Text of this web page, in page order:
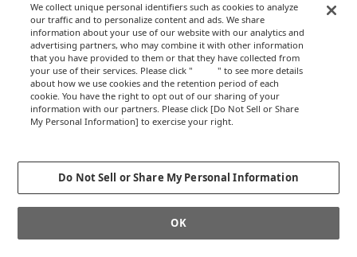
ウェブサイトのご利用について
プライバシーポリシー
GLOBALCOPYRIGHT © 2012-2026 OKAMURA CORPORATION.ALL RIGHTS
We collect unique personal identifiers such as cookies to analyze
our traffic and to personalize content and ads. We share
information about your use of our website with our analytics and
advertising partners, who may combine it with other information
that you have provided to them or that they have collected from
your use of their services. Please click "
here" to see more details
about how we use cookies and the retention period of each
cookie. You have the right to opt out of our sharing of your
information with our partners. Please click [Do Not Sell or Share
My Personal Information] to exercise your right.
Do Not Sell or Share My Personal Information
OK